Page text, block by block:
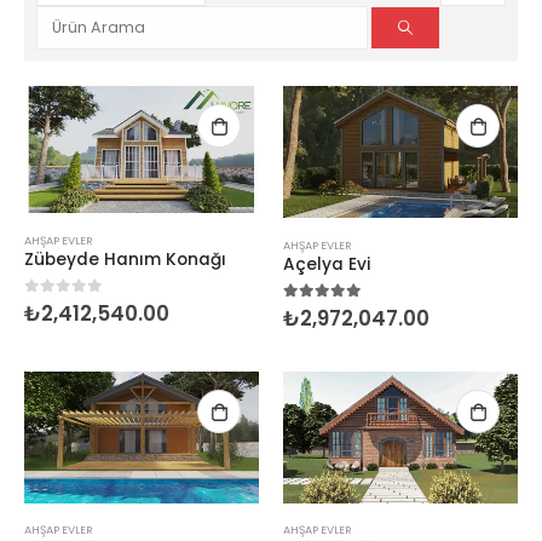
AHŞAP EVLER
Zübeyde Hanım Konağı
0 5 üzerinden
₺2,412,540.00
AHŞAP EVLER
Açelya Evi
5.005 üzerinden
₺2,972,047.00
AHŞAP EVLER AHŞAP EVLER